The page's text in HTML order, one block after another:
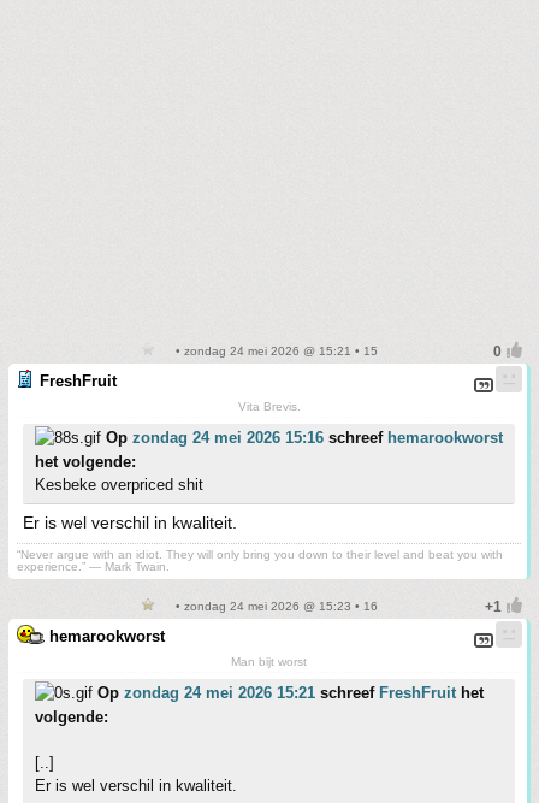
• zondag 24 mei 2026 @ 15:21 • 15
FreshFruit
Vita Brevis.
Op zondag 24 mei 2026 15:16 schreef hemarookworst
het volgende:
Kesbeke overpriced shit
Er is wel verschil in kwaliteit.
“Never argue with an idiot. They will only bring you down to their level and beat you with
experience.” ― Mark Twain.
• zondag 24 mei 2026 @ 15:23 • 16
hemarookworst
Man bijt worst
Op zondag 24 mei 2026 15:21 schreef FreshFruit het
volgende:
[..]
Er is wel verschil in kwaliteit.